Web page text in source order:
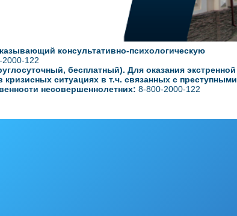
консультативно-психологическую
2000-122
бесплатный). Для оказания экстренной
ситуациях в т.ч. связанных с преступными
несовершеннолетних: 8-800-2000-122